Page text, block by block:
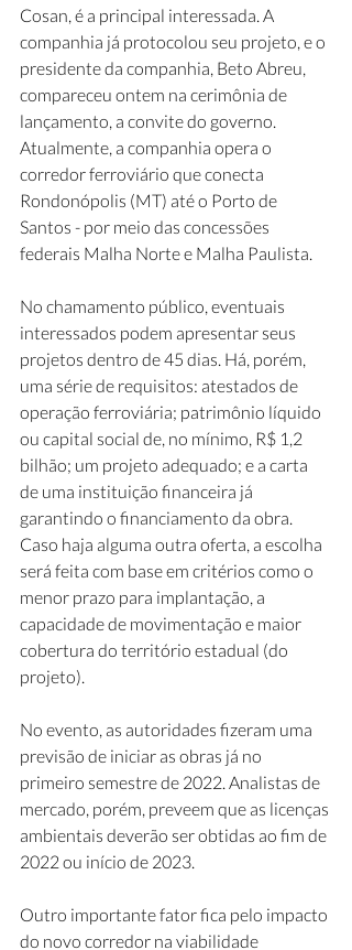
Cosan, é a principal interessada. A
companhia já protocolou seu projeto, e o
presidente da companhia, Beto Abreu,
compareceu ontem na cerimônia de
lançamento, a convite do governo.
Atualmente, a companhia opera o
corredor ferroviário que conecta
Rondonópolis (MT) até o Porto de
Santos - por meio das concessões
federais Malha Norte e Malha Paulista.
No chamamento público, eventuais
interessados podem apresentar seus
projetos dentro de 45 dias. Há, porém,
uma série de requisitos: atestados de
operação ferroviária; patrimônio líquido
ou capital social de, no mínimo, R$ 1,2
bilhão; um projeto adequado; e a carta
de uma instituição financeira já
garantindo o financiamento da obra.
Caso haja alguma outra oferta, a escolha
será feita com base em critérios como o
menor prazo para implantação, a
capacidade de movimentação e maior
cobertura do território estadual (do
projeto).
No evento, as autoridades fizeram uma
previsão de iniciar as obras já no
primeiro semestre de 2022. Analistas de
mercado, porém, preveem que as licenças
ambientais deverão ser obtidas ao fim de
2022 ou início de 2023.
Outro importante fator fica pelo impacto
do novo corredor na viabilidade